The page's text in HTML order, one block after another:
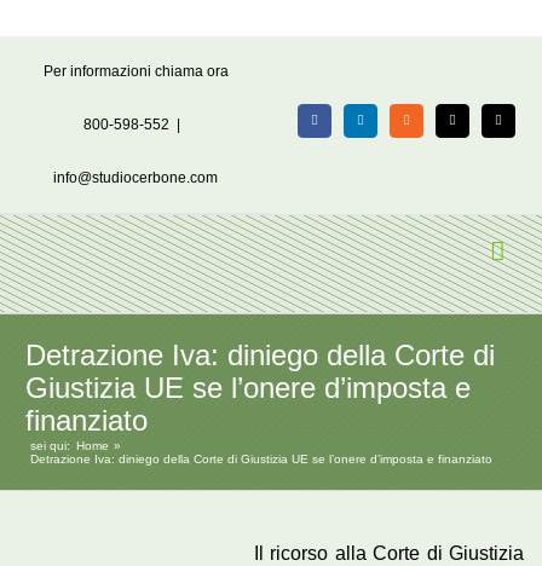
Per informazioni chiama ora
800-598-552
info@studiocerbone.com
FacebookLinkedIn Rss X Email
Detrazione Iva: diniego della Corte di
Giustizia UE se l’onere d’imposta e
finanziato
sei qui:
Home
Detrazione Iva: diniego della Corte di Giustizia UE se l’onere d’imposta e finanziato
Il ricorso alla Corte di Giustizia